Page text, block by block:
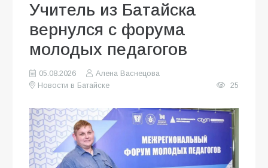
Учитель из Батайска
вернулся с форума
молодых педагогов
05.08.2026
Алена Васнецова
Новости в Батайске
25